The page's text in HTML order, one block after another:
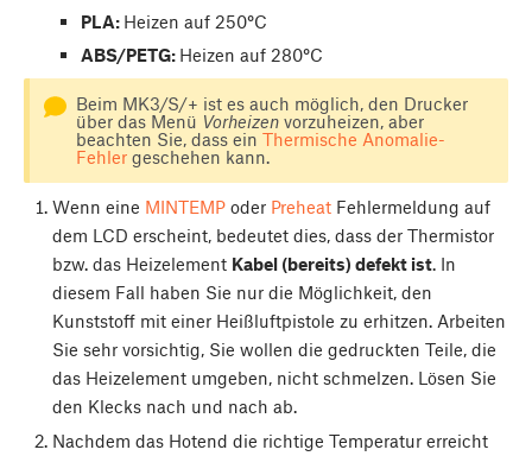
PLA: Heizen auf 250°C
ABS/PETG: Heizen auf 280°C
Beim MK3/S/+ ist es auch möglich, den Drucker
über das Menü Vorheizenvorzuheizen, aber
beachten Sie, dass ein Thermische Anomalie-
Fehlergeschehen kann.
Wenn eine MINTEMPoder PreheatFehlermeldung auf
dem LCD erscheint, bedeutet dies, dass der Thermistor
bzw. das Heizelement Kabel (bereits) defekt ist. In
diesem Fall haben Sie nur die Möglichkeit, den
Kunststoff mit einer Heißluftpistole zu erhitzen. Arbeiten
Sie sehr vorsichtig, Sie wollen die gedruckten Teile, die
das Heizelement umgeben, nicht schmelzen. Lösen Sie
den Klecks nach und nach ab.
Nachdem das Hotend die richtige Temperatur erreicht